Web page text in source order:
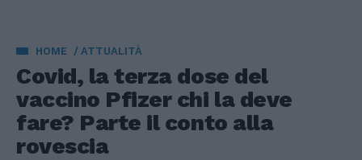
HOME ATTUALITÀ
Covid, la terza dose del
vaccino Pfizer chi la deve
fare? Parte il conto alla
rovescia